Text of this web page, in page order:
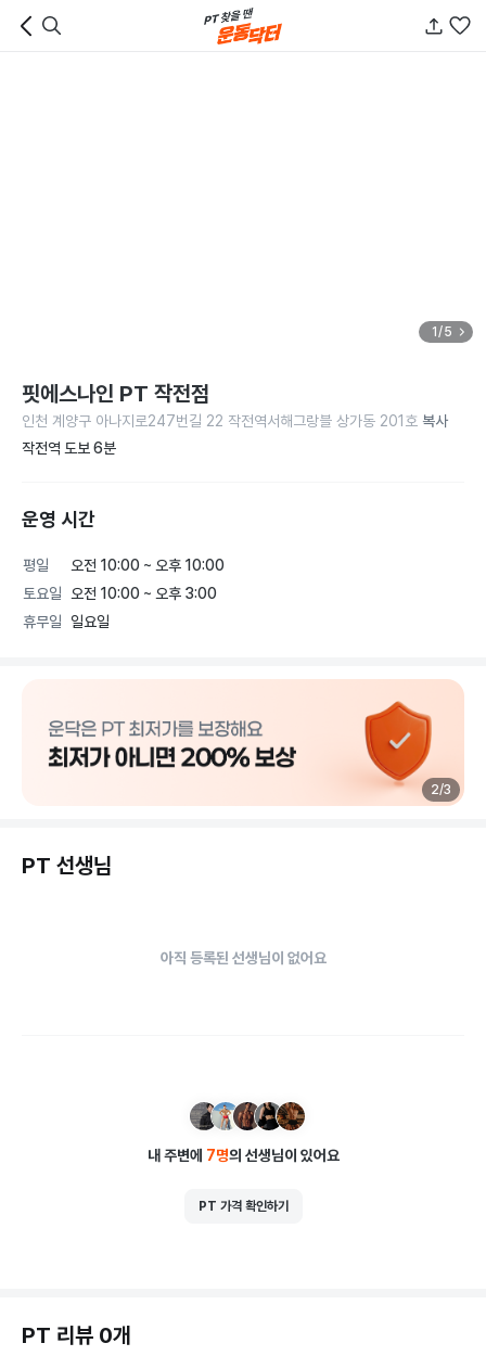
1/5
핏에스나인 PT 작전점
인천 계양구 아나지로247번길 22 작전역서해그랑블 상가동 201호 복사
작전역 도보 6분
운영 시간
평일
오전 10:00 ~ 오후 10:00
토요일
오전 10:00 ~ 오후 3:00
휴무일
일요일
2/3
PT 선생님
아직 등록된 선생님이 없어요
내 주변에 7명의 선생님이 있어요
PT 가격 확인하기
PT 리뷰 0개